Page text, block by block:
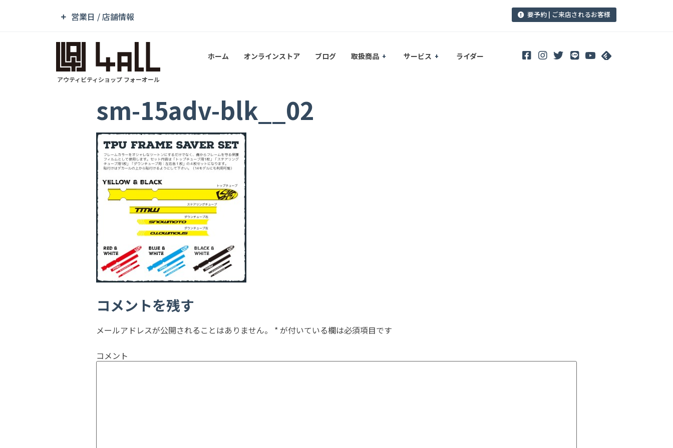
営業日 / 店舗情報 要予約 | ご来店されるお客様
アウティビティショップ フォーオール
ホーム オンラインストア ブログ 取扱商品 サービス ライダー
sm-15adv-blk__02
コメントを残す
メールアドレスが公開されることはありません。 *が付いている欄は必須項目です
コメント